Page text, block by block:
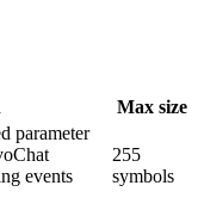
Max size
parameter
events
255
symbols